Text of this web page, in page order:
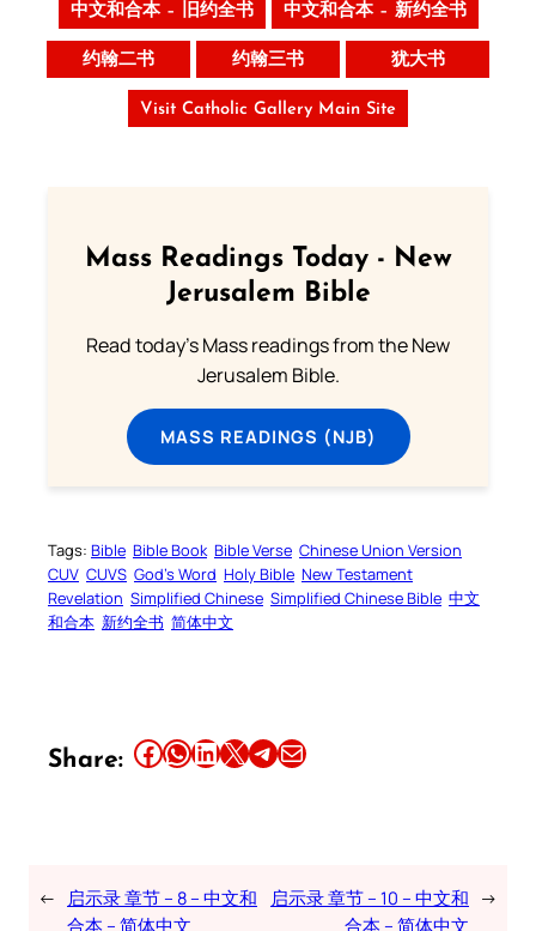
中文和合本 – 旧约全书 中文和合本 – 新约全书
约翰二书 约翰三书 犹大书
Visit Catholic Gallery Main Site
Mass Readings Today - New
Jerusalem Bible
Read today's Mass readings from the New
Jerusalem Bible.
MASS READINGS (NJB)
Tags: Bible Bible Book Bible Verse Chinese Union Version
CUV CUVS God’s Word Holy Bible New Testament
Revelation Simplified Chinese Simplified Chinese Bible 中文
和合本 新约全书 简体中文
Share: Share this article on Facebook Share this article on WhatsApp Share this article on LinkedIn Share this article on X Share this article on TelegramEmail this Article
←
启示录 章节 – 8 – 中文和
合本 – 简体中文
启示录 章节 – 10 – 中文和
合本 – 简体中文
→